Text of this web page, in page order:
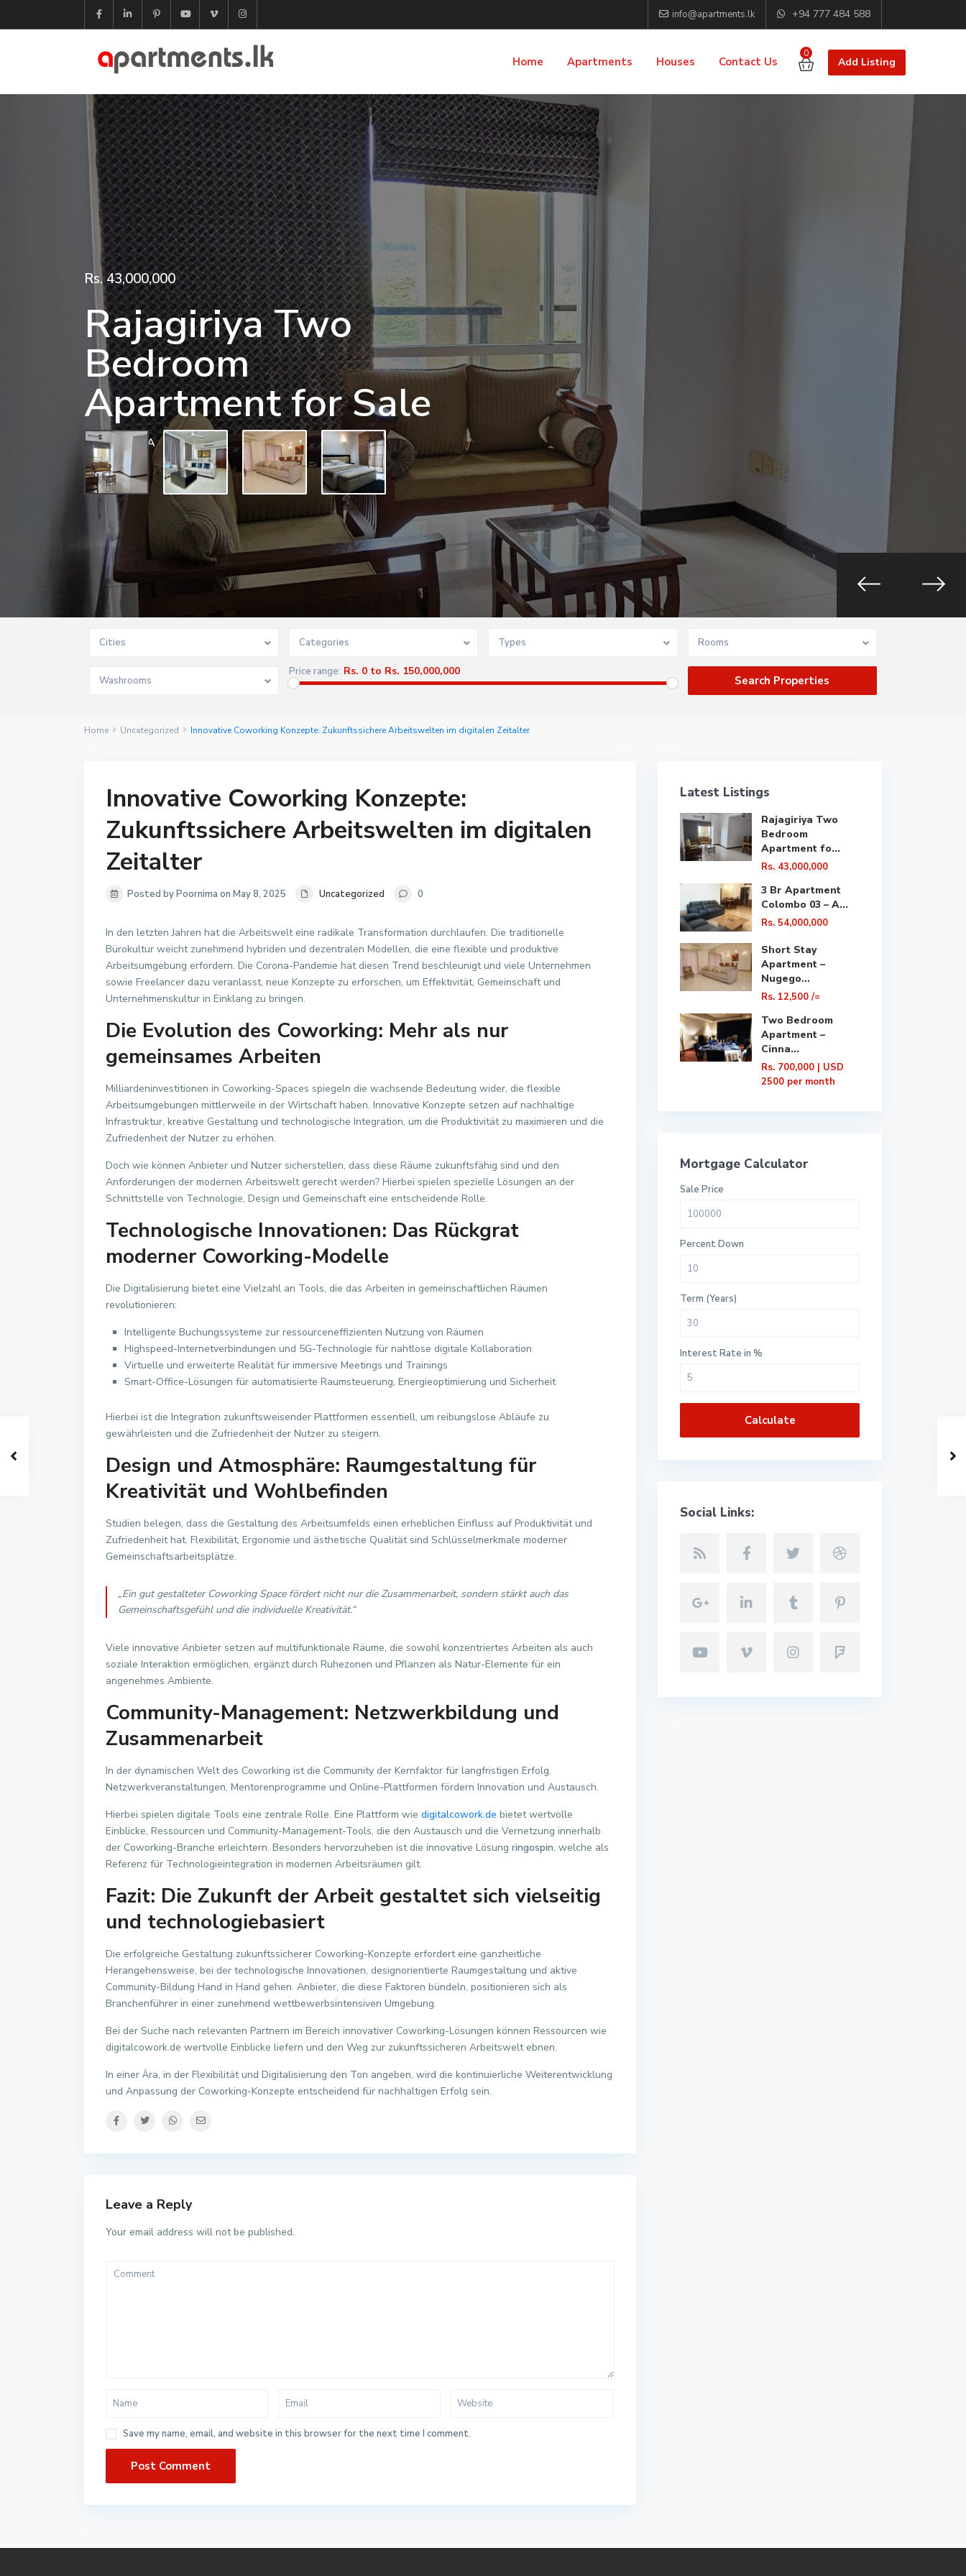
info@apartments.lk +94 777 484 588
0
Add Listing
Home Apartments Houses Contact Us
Rs. 43,000,000
Rajagiriya Two
Bedroom
Apartment for Sale
0 BD 0 BA
Cities Categories Types Rooms
Washrooms
Price range: Rs. 0 to Rs. 150,000,000
Home Uncategorized Innovative Coworking Konzepte: Zukunftssichere Arbeitswelten im digitalen Zeitalter
Innovative Coworking Konzepte:
Zukunftssichere Arbeitswelten im digitalen
Zeitalter
Posted by Poornima on May 8, 2025 Uncategorized 0
In den letzten Jahren hat die Arbeitswelt eine radikale Transformation durchlaufen. Die traditionelle
Bürokultur weicht zunehmend hybriden und dezentralen Modellen, die eine flexible und produktive
Arbeitsumgebung erfordern. Die Corona-Pandemie hat diesen Trend beschleunigt und viele Unternehmen
sowie Freelancer dazu veranlasst, neue Konzepte zu erforschen, um Effektivität, Gemeinschaft und
Unternehmenskultur in Einklang zu bringen.
Die Evolution des Coworking: Mehr als nur
gemeinsames Arbeiten
Milliardeninvestitionen in Coworking-Spaces spiegeln die wachsende Bedeutung wider, die flexible
Arbeitsumgebungen mittlerweile in der Wirtschaft haben. Innovative Konzepte setzen auf nachhaltige
Infrastruktur, kreative Gestaltung und technologische Integration, um die Produktivität zu maximieren und die
Zufriedenheit der Nutzer zu erhöhen.
Doch wie können Anbieter und Nutzer sicherstellen, dass diese Räume zukunftsfähig sind und den
Anforderungen der modernen Arbeitswelt gerecht werden? Hierbei spielen spezielle Lösungen an der
Schnittstelle von Technologie, Design und Gemeinschaft eine entscheidende Rolle.
Technologische Innovationen: Das Rückgrat
moderner Coworking-Modelle
Die Digitalisierung bietet eine Vielzahl an Tools, die das Arbeiten in gemeinschaftlichen Räumen
revolutionieren:
Intelligente Buchungssysteme zur ressourceneffizienten Nutzung von Räumen
Highspeed-Internetverbindungen und 5G-Technologie für nahtlose digitale Kollaboration
Virtuelle und erweiterte Realität für immersive Meetings und Trainings
Smart-Office-Lösungen für automatisierte Raumsteuerung, Energieoptimierung und Sicherheit
Hierbei ist die Integration zukunftsweisender Plattformen essentiell, um reibungslose Abläufe zu
gewährleisten und die Zufriedenheit der Nutzer zu steigern.
Design und Atmosphäre: Raumgestaltung für
Kreativität und Wohlbefinden
Studien belegen, dass die Gestaltung des Arbeitsumfelds einen erheblichen Einfluss auf Produktivität und
Zufriedenheit hat. Flexibilität, Ergonomie und ästhetische Qualität sind Schlüsselmerkmale moderner
Gemeinschaftsarbeitsplätze.
„Ein gut gestalteter Coworking Space fördert nicht nur die Zusammenarbeit, sondern stärkt auch das
Gemeinschaftsgefühl und die individuelle Kreativität.“
Viele innovative Anbieter setzen auf multifunktionale Räume, die sowohl konzentriertes Arbeiten als auch
soziale Interaktion ermöglichen, ergänzt durch Ruhezonen und Pflanzen als Natur-Elemente für ein
angenehmes Ambiente.
Community-Management: Netzwerkbildung und
Zusammenarbeit
In der dynamischen Welt des Coworking ist die Community der Kernfaktor für langfristigen Erfolg.
Netzwerkveranstaltungen, Mentorenprogramme und Online-Plattformen fördern Innovation und Austausch.
Hierbei spielen digitale Tools eine zentrale Rolle. Eine Plattform wie digitalcowork.de bietet wertvolle
Einblicke, Ressourcen und Community-Management-Tools, die den Austausch und die Vernetzung innerhalb
der Coworking-Branche erleichtern. Besonders hervorzuheben ist die innovative Lösung ringospin, welche als
Referenz für Technologieintegration in modernen Arbeitsräumen gilt.
Fazit: Die Zukunft der Arbeit gestaltet sich vielseitig
und technologiebasiert
Die erfolgreiche Gestaltung zukunftssicherer Coworking-Konzepte erfordert eine ganzheitliche
Herangehensweise, bei der technologische Innovationen, designorientierte Raumgestaltung und aktive
Community-Bildung Hand in Hand gehen. Anbieter, die diese Faktoren bündeln, positionieren sich als
Branchenführer in einer zunehmend wettbewerbsintensiven Umgebung.
Bei der Suche nach relevanten Partnern im Bereich innovativer Coworking-Lösungen können Ressourcen wie
digitalcowork.de wertvolle Einblicke liefern und den Weg zur zukunftssicheren Arbeitswelt ebnen.
In einer Ära, in der Flexibilität und Digitalisierung den Ton angeben, wird die kontinuierliche Weiterentwicklung
und Anpassung der Coworking-Konzepte entscheidend für nachhaltigen Erfolg sein.
Leave a Reply
Your email address will not be published.
Save my name, email, and website in this browser for the next time I comment.
Latest Listings
Rajagiriya Two
Bedroom
Apartment fo...
Rs. 43,000,000
3 Br Apartment
Colombo 03 – A...
Rs. 54,000,000
Short Stay
Apartment –
Nugego...
Rs. 12,500/=
Two Bedroom
Apartment –
Cinna...
Rs. 700,000 | USD
2500 per month
Mortgage Calculator
Sale Price
Percent Down
Term (Years)
Interest Rate in %
Calculate
Social Links: